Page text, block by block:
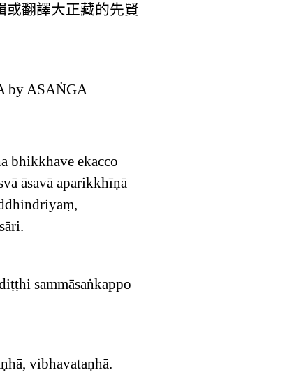
或翻譯大正藏的先賢
by ASAṄGA
bhikkhave ekacco
āsavā aparikkhīṇā
sammāsaṅkappo
vibhavataṇhā.